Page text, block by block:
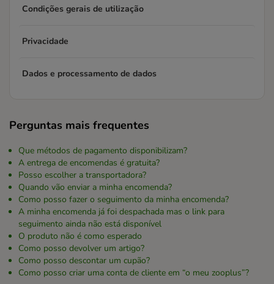
Condições gerais de utilização
Privacidade
Dados e processamento de dados
Perguntas mais frequentes
Que métodos de pagamento disponibilizam?
A entrega de encomendas é gratuita?
Posso escolher a transportadora?
Quando vão enviar a minha encomenda?
Como posso fazer o seguimento da minha encomenda?
A minha encomenda já foi despachada mas o link para
seguimento ainda não está disponível
O produto não é como esperado
Como posso devolver um artigo?
Como posso descontar um cupão?
Como posso criar uma conta de cliente em “o meu zooplus”?